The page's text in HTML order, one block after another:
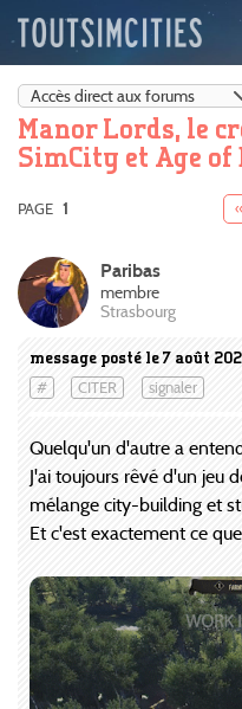
Manor Lords, le
SimCity et Age of
PAGE 1
message posté le 7 août
# CITER signaler
Paribas
membre
Strasbourg
Quelqu'un d'autre a
J'ai toujours rêvé d'un jeu
mélange city-building et
Et c'est exactement ce